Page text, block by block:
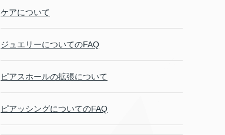
ケアについて
ジュエリーについてのFAQ
ピアスホールの拡張について
ピアッシングについてのFAQ